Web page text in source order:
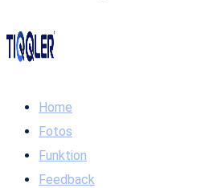
Home
Fotos
Funktion
Feedback